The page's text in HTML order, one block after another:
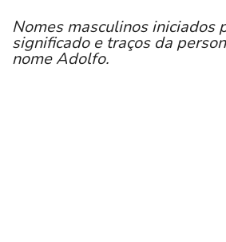
Nomes masculinos iniciados
significado e traços da
nome Adolfo.